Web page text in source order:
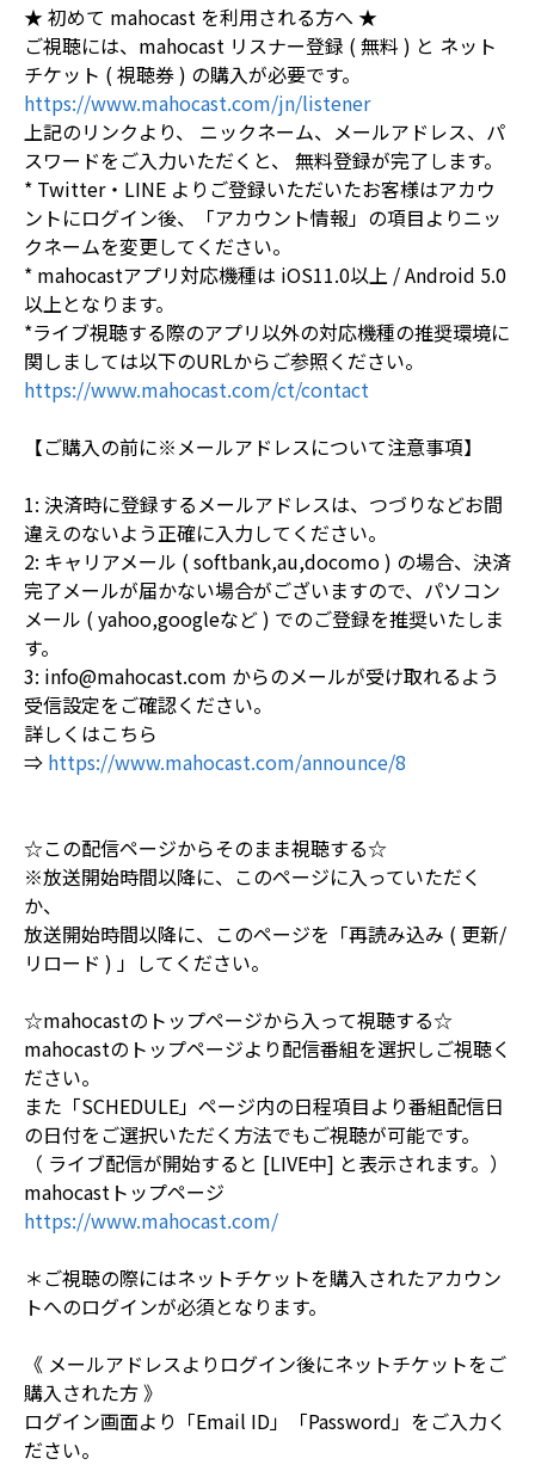
★ 初めて mahocast を利用される方へ ★
ご視聴には、mahocast リスナー登録 ( 無料 ) と ネット
チケット ( 視聴券 ) の購入が必要です。
https://www.mahocast.com/jn/listener
上記のリンクより、 ニックネーム、メールアドレス、パ
スワードをご入力いただくと、 無料登録が完了します。
* Twitter・LINE よりご登録いただいたお客様はアカウ
ントにログイン後、「アカウント情報」の項目よりニッ
クネームを変更してください。
* mahocastアプリ対応機種は iOS11.0以上 / Android 5.0
以上となります。
*ライブ視聴する際のアプリ以外の対応機種の推奨環境に
関しましては以下のURLからご参照ください。
https://www.mahocast.com/ct/contact
【ご購入の前に※メールアドレスについて注意事項】
1: 決済時に登録するメールアドレスは、つづりなどお間
違えのないよう正確に入力してください。
2: キャリアメール ( softbank,au,docomo ) の場合、決済
完了メールが届かない場合がございますので、パソコン
メール ( yahoo,googleなど ) でのご登録を推奨いたしま
す。
3: info@mahocast.com からのメールが受け取れるよう
受信設定をご確認ください。
詳しくはこちら
⇒ https://www.mahocast.com/announce/8
☆この配信ページからそのまま視聴する☆
※放送開始時間以降に、このページに入っていただく
か、
放送開始時間以降に、このページを「再読み込み ( 更新/
リロード ) 」してください。
☆mahocastのトップページから入って視聴する☆
mahocastのトップページより配信番組を選択しご視聴く
ださい。
また「SCHEDULE」ページ内の日程項目より番組配信日
の日付をご選択いただく方法でもご視聴が可能です。
（ ライブ配信が開始すると [LIVE中] と表示されます。）
mahocastトップページ
https://www.mahocast.com/
＊ご視聴の際にはネットチケットを購入されたアカウン
トへのログインが必須となります。
《 メールアドレスよりログイン後にネットチケットをご
購入された方 》
ログイン画面より「Email ID」「Password」をご入力く
ださい。